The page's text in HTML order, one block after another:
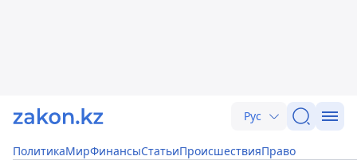
Рус
ПолитикаМирФинансыСтатьиПроисшествияПраво